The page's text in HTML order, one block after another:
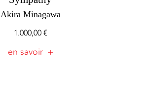
Akira Minagawa
1.000,00€
en savoir